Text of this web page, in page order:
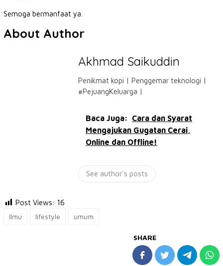
Semoga bermanfaat ya.
About Author
Akhmad Saikuddin
Penikmat kopi | Penggemar teknologi |
#PejuangKeluarga |
Baca Juga:
Cara dan Syarat
Mengajukan Gugatan Cerai,
Online dan Offline!
See author's posts
Post Views: 16
Ilmu
lifestyle umum
SHARE